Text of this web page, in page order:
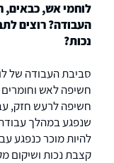
לוחמי אש,
העבודה? רוצים
נכות?
סביבת העבודה של
חשיפה לאש
חשיפה לרעש חזק,
שנפגע במהלך
להיות מוכר כנפגע
קצבת נכות ושיקום